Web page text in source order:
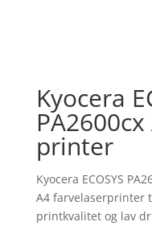
Kyocera
printer
Kyocera ECOSYS
A4 farvelaserprinter
printkvalitet og lav